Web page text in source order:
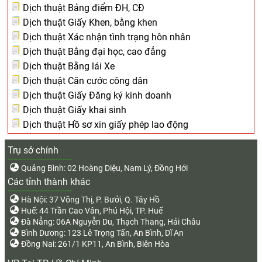
Dịch thuật Bảng điểm ĐH, CĐ
Dịch thuật Giấy Khen, bằng khen
Dịch thuật Xác nhận tình trạng hôn nhân
Dịch thuật Bằng đại học, cao đẳng
Dịch thuật Bằng lái Xe
Dịch thuật Căn cước công dân
Dịch thuật Giấy Đăng ký kinh doanh
Dịch thuật Giấy khai sinh
Dịch thuật Hồ sơ xin giấy phép lao động
Trụ sở chính
Quảng Bình: 02 Hoàng Diệu, Nam Lý, Đồng Hới
Các tỉnh thành khác
Hà Nội: 37 Võng Thị, P. Bưởi, Q. Tây Hồ
Huế: 44 Trần Cao Vân, Phú Hội, TP. Huế
Đà Nẵng: 06A Nguyễn Du, Thạch Thang, Hải Châu
Bình Dương: 123 Lê Trọng Tấn, An Bình, Dĩ An
Đồng Nai: 261/1 KP11, An Bình, Biên Hòa